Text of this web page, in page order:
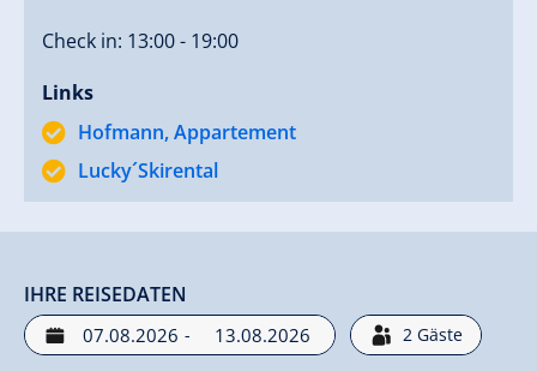
Check in: 13:00 - 19:00
Links
Hofmann, Appartement
Lucky´Skirental
IHRE REISEDATEN
- 2 Gäste